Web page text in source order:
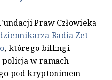
Praw Człowieka
Radia Zet
, którego billingi
policja w ramach
pod kryptonimem